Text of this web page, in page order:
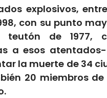
explosivos,
con su punto
teutón de 1977,
a esos
la muerte de 34
20 miembros de